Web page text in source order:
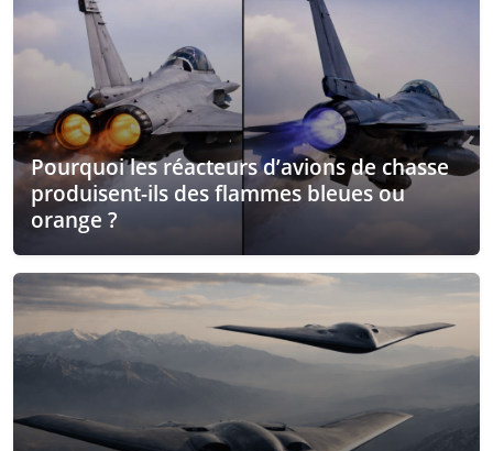
Pourquoi les réacteurs d’avions de chasse
produisent-ils des flammes bleues ou
orange ?